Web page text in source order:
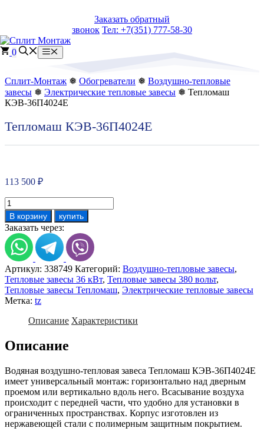
Заказать обратный
звонок Тел: +7(351) 777-58-30
0 Меню
Сплит-Монтаж ❅ Обогреватели ❅ Воздушно-тепловые
завесы ❅ Электрические тепловые завесы ❅ Тепломаш
КЭВ-36П4024Е
Тепломаш КЭВ-36П4024Е
113 500 ₽
Количество
товара
Тепломаш
КЭВ-36П4024Е
В корзину купить
Заказать через:
Артикул: 338749 Категорий: Воздушно-тепловые завесы,
Тепловые завесы 36 кВт, Тепловые завесы 380 вольт,
Тепловые завесы Тепломаш, Электрические тепловые завесы
Метка: tz
Описание Характеристики
Описание
Водяная воздушно-тепловая завеса Тепломаш КЭВ-36П4024Е
имеет универсальный монтаж: горизонтально над дверным
проемом или вертикально вдоль него. Всасывание воздуха
происходит с передней части, что удобно для установки в
ограниченных пространствах. Корпус изготовлен из
нержавеющей стали с полимерным защитным покрытием.